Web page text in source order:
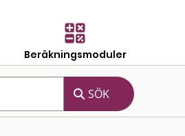
Beräkningsmoduler